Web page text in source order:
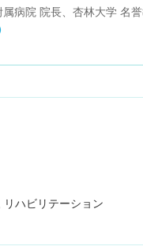
病院 院長、杏林大学 名
リハビリテーション